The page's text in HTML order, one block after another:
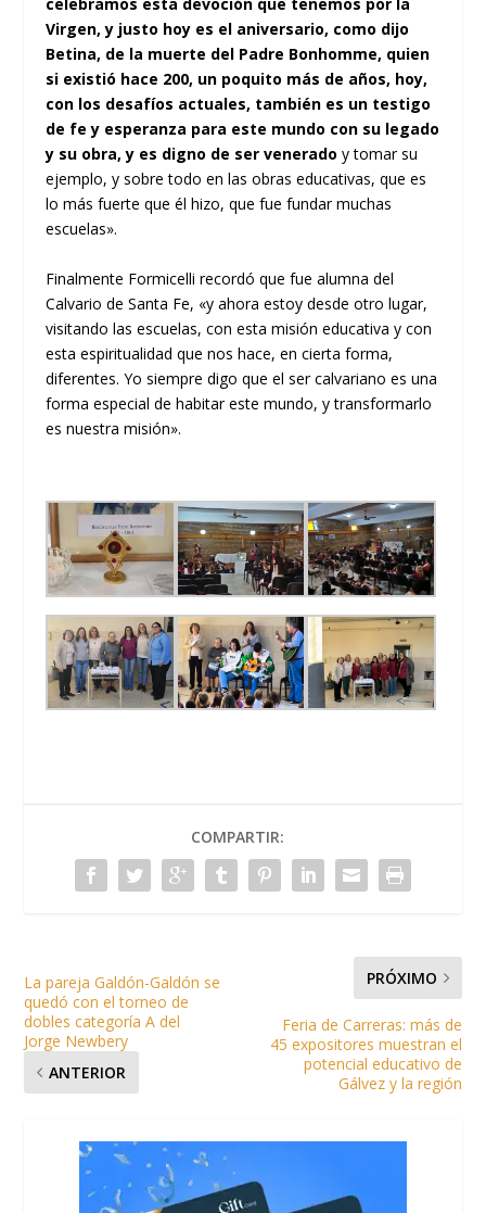
Virgen, y justo hoy es el aniversario, como dijo
Betina, de la muerte del Padre Bonhomme, quien
si existió hace 200, un poquito más de años, hoy,
con los desafíos actuales, también es un testigo
de fe y esperanza para este mundo con su legado
y su obra, y es digno de ser venerado y tomar su
ejemplo, y sobre todo en las obras educativas, que es
lo más fuerte que él hizo, que fue fundar muchas
escuelas».
Finalmente Formicelli recordó que fue alumna del
Calvario de Santa Fe, «y ahora estoy desde otro lugar,
visitando las escuelas, con esta misión educativa y con
esta espiritualidad que nos hace, en cierta forma,
diferentes. Yo siempre digo que el ser calvariano es una
forma especial de habitar este mundo, y transformarlo
es nuestra misión».
COMPARTIR:
La pareja Galdón-Galdón se
quedó con el torneo de
dobles categoría A del
Jorge Newbery
ANTERIOR
PRÓXIMO
Feria de Carreras: más de
45 expositores muestran el
potencial educativo de
Gálvez y la región